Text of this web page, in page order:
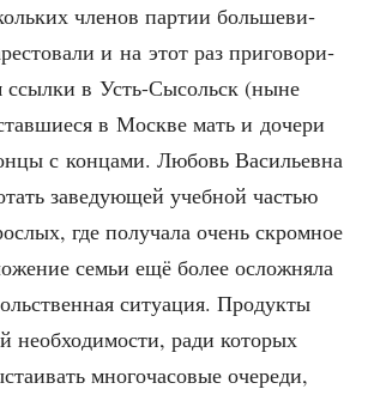
чле­нов пар­тии боль­ше­ви­
и на этот раз при­го­во­ри­
ссыл­ки в Усть-Сысольск (ныне
в Москве мать и доче­ри
с кон­ца­ми. Любовь Васи­льев­на
заве­ду­ю­щей учеб­ной частью
где полу­ча­ла очень скром­ное
семьи ещё более ослож­ня­ла
ситу­а­ция. Про­дук­ты
необ­хо­ди­мо­сти, ради кото­рых
мно­го­ча­со­вые оче­ре­ди,